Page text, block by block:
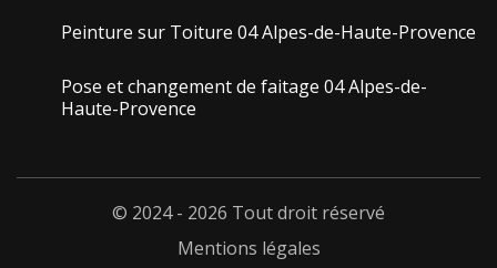
Peinture sur Toiture 04 Alpes-de-Haute-Provence
Pose et changement de faitage 04 Alpes-de-
Haute-Provence
© 2024 - 2026 Tout droit réservé
Mentions légales